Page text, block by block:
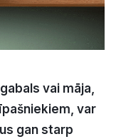
vai māja,
var
gan starp